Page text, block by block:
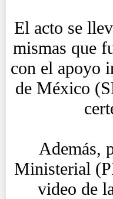
El acto se
mismas que
con el apoyo
de México
Además,
Ministerial
video de